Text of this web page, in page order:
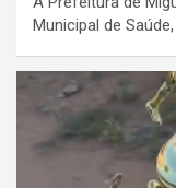
Municipal de